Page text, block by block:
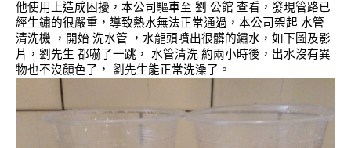
他使用上造成困擾，本公司驅車至 劉 公館 查看，發現管路已
經生鏽的很嚴重，導致熱水無法正常通過，本公司架起 水管
清洗機 ，開始 洗水管 ，水龍頭噴出很髒的鏽水，如下圖及影
片，劉先生 都嚇了一跳， 水管清洗 約兩小時後，出水沒有異
物也不沒顏色了， 劉先生能正常洗澡了。